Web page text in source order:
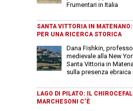
Frumentari in Italia
SANTA VITTORIA IN
PER UNA RICERCA STORICA
Dana Fishkin,
medievale alla New
Santa Vittoria in
sulla presenza ebraica
LAGO DI PILATO: IL
MARCHESONI C’È